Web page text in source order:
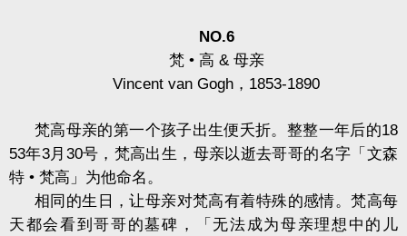
NO.6
梵• 高 & 母亲
Vincent van Gogh ， 1853-1890
梵高母亲的第一个孩子出生便夭折。整整一年后的18
53年3月 30号，梵高出生，母亲以逝去哥哥的名字「文森
特 • 梵高」为他命名。
相同的生日，让母亲对梵高有着特殊的感情。梵高每
天都会看到哥哥的墓碑，「无法成为母亲理想中的儿